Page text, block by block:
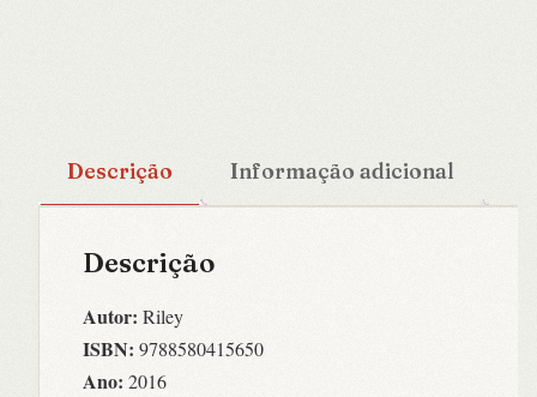
Descrição Informação adicional
Descrição
Autor: Riley
ISBN: 9788580415650
Ano: 2016